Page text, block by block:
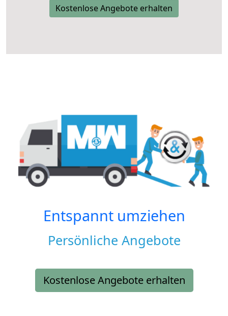
Kostenlose Angebote erhalten
Entspannt umziehen
Persönliche Angebote
Kostenlose Angebote erhalten